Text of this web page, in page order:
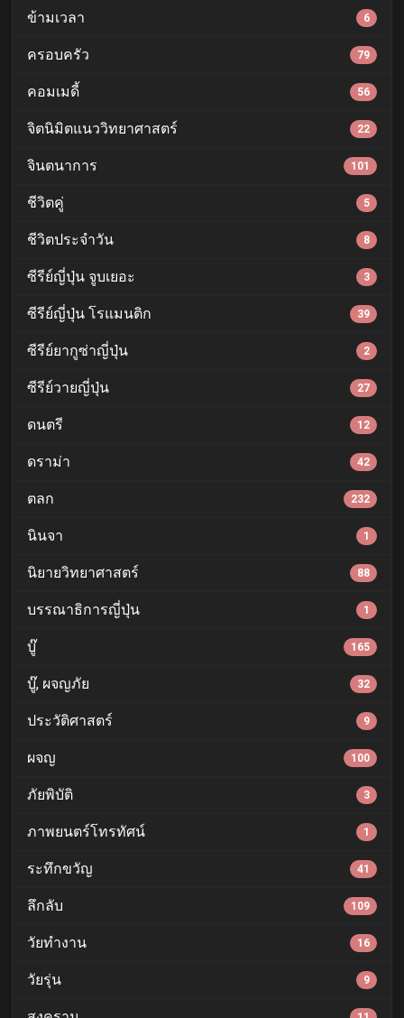
ข้ามเวลา 6
ครอบครัว 79
คอมเมดี้ 56
จิตนิมิตแนววิทยาศาสตร์ 22
จินตนาการ 101
ชีวิตคู่ 5
ชีวิตประจำวัน 8
ซีรีย์ญี่ปุ่น จูบเยอะ 3
ซีรีย์ญี่ปุ่น โรแมนติก 39
ซีรีย์ยากูซ่าญี่ปุ่น 2
ซีรีย์วายญี่ปุ่น 27
ดนตรี 12
ดราม่า 42
ตลก 232
นินจา 1
นิยายวิทยาศาสตร์ 88
บรรณาธิการญี่ปุ่น 1
บู๊ 165
บู๊, ผจญภัย 32
ประวัติศาสตร์ 9
ผจญ 100
ภัยพิบัติ 3
ภาพยนตร์โทรทัศน์ 1
ระทึกขวัญ 41
ลึกลับ 109
วัยทำงาน 16
วัยรุ่น 9